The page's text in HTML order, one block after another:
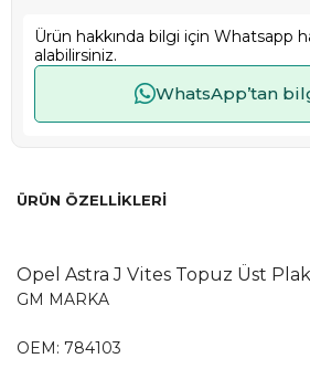
Ürün hakkında bilgi için Whatsapp
alabilirsiniz.
WhatsApp’tan
ÜRÜN ÖZELLIKLERI
Opel Astra J Vites Topuz Üst
GM MARKA
OEM: 784103